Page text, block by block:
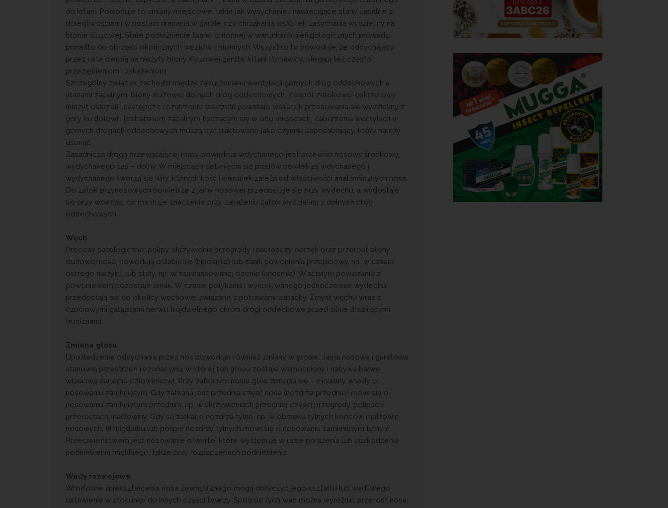
do krtani. Powoduje to zmiany miejscowe, takie jak wysychanie i nawracające stany zapalne z
dolegliwościami w postaci drapania w gardle czy chrząkania wskutek zasychania wydzieliny na
błonie śluzowej. Stałe podrażnienie tkanki chłonnej w warunkach niefizjologicznych prowadzi
ponadto do obrzęku okolicznych węzłów chłonnych. Wszystko to powoduje, że oddychający
przez usta cierpią na nieżyty błony śluzowej gardła, krtani i tchawicy, ulegają też często
przeziębieniom i zakażeniom.
Szczególny związek zachodzi między zaburzeniami wentylacji górnych dróg oddechowych a
stanami zapalnymi błony śluzowej dolnych dróg oddechowych. Zespół zatokowo-oskrzelowy
(nieżyt oskrzeli i następcze rozstrzenie oskrzeli) powstaje wskutek przesuwania się wydzieliny z
góry ku dołowi i jest stanem zapalnym toczącym się w obu miejscach. Zaburzenia wentylacji w
górnych drogach oddechowych muszą być traktowane jako czynnik usposabiający, który należy
usunąć.
Zasadniczą drogą przeważającej masy powietrza wdychanego jest przewód nosowy środkowy,
wydychanego zaś – dolny. W miejscach zetknięcia się prądów powietrza wdychanego i
wydychanego tworzą się wiry, których ilość i kierunek zależą od właściwości anatomicznych nosa.
Do zatok przynosowych powietrze z jamy nosowej przedostaje się przy wydechu, a wydostaje
się przy wdechu, co ma duże znaczenie przy zakażeniu zatok wydzieliną z dolnych dróg
oddechowych.
Węch
Procesy patologiczne: polipy, skrzywienia przegrody i następczy obrzęk oraz przerost błony
śluzowej nosa, powodują osłabienie (hiposmia) lub zanik powonienia przejściowy, np. w czasie
ostrego nieżytu, lub stały, np. w zaawansowanej ozenie (anosmia). W ścisłym powiązaniu z
powonieniem pozostaje smak. W czasie połykania i wykonywanego jednocześnie wydechu
przedostają się do okolicy węchowej związane z potrawami zapachy. Zmysł węchu wraz z
czuciowymi gałązkami nerwu trójdzielnego chroni drogi oddechowe przed silnie drażniącymi
truciznami.
Zmiana głosu
Upośledzenie oddychania przez nos powoduje również zmiany w głosie. Jama nosowa i gardłowa
stanowią przestrzeń rezonacyjną, w której ton głosu zostaje wzmocniony i nabywa barwę
właściwą danemu człowiekowi. Przy zatkanym nosie głos zmienia się – mówimy wtedy o
nosowaniu zamkniętym. Gdy zatkana jest przednia część nosa (nozdrza przednie) mówi się o
nosowaniu zamkniętym przednim, np. w skrzywieniach przedniej części przegrody, polipach,
przerostach małżowiny. Gdy są zatkane nozdrza tylne, np. w obrzęku tylnych końców małżowin
nosowych, III migdałku lub polipie nozdrzy tylnych mówi się o nosowaniu zamkniętym tylnym.
Przeciwieństwem jest nosowanie otwarte, które występuje w razie porażenia lub uszkodzenia
podniebienia miękkiego, także przy rozszczepach podniebienia.
Wady rozwojowe
Wrodzone zniekształcenia nosa zewnętrznego mogą dotyczyć jego kształtu lub wadliwego
ustawienia w stosunku do innych części twarzy. Spośród tych wad można wyróżnić: przerost nosa,